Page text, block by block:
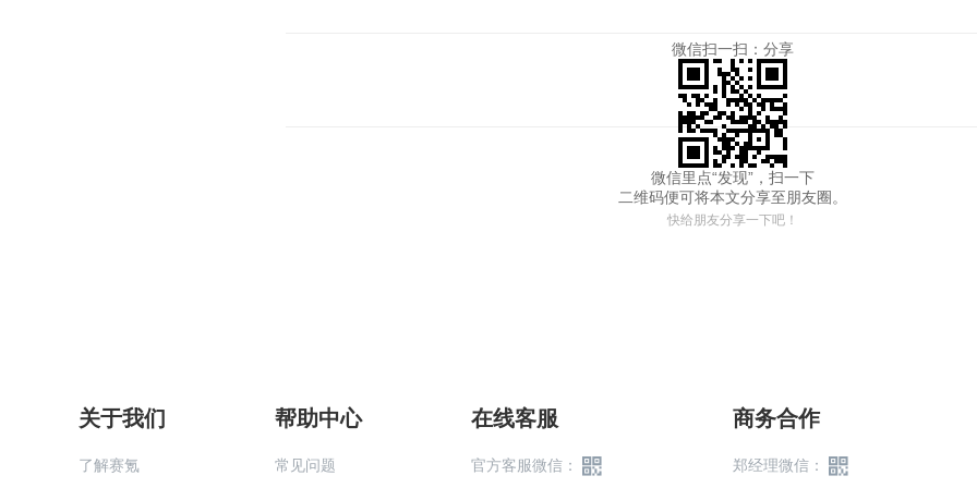
微信扫一扫：分享
微信里点“发现”，扫一下
二维码便可将本文分享至朋友圈。
快给朋友分享一下吧！
关于我们
了解赛氪
帮助中心
常见问题
在线客服
官方客服微信：
商务合作
郑经理微信：